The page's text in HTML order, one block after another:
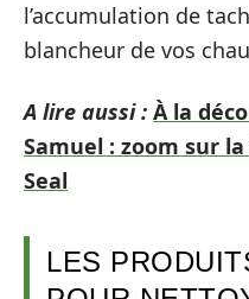
l’accumulation de
blancheur de vos
A lire aussi : À la
Samuel : zoom sur
Seal
LES